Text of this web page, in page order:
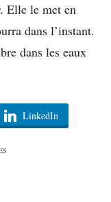
Elle le met en
dans l’instant.
dans les eaux
LinkedIn